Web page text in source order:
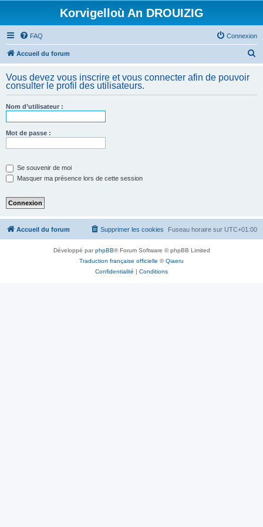
Korvigelloù An DROUIZIG
FAQ Connexion
Accueil du forum
h
Vous devez vous inscrire et vous connecter afin de pouvoir
consulter le profil des utilisateurs.
Nom d’utilisateur :
Mot de passe :
Se souvenir de moi
Masquer ma présence lors de cette session
Accueil du forum Fuseau horaire sur UTC+01:00
Supprimer les cookies
Développé parphpBB® Forum Software © phpBB Limited
Traduction française officielle ©Qiaeru
Confidentialité | Conditions